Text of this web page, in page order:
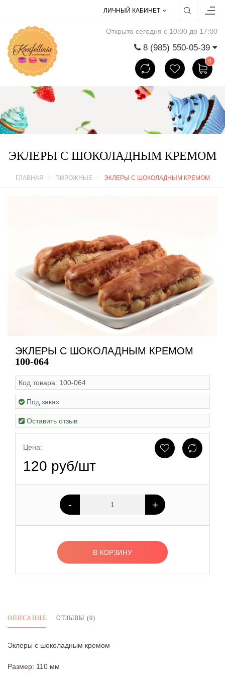
ЛИЧНЫЙ КАБИНЕТ
Открыто сегодня с 10:00 до 17:00
8 (985) 550-05-39
0
ЭКЛЕРЫ С ШОКОЛАДНЫМ КРЕМОМ
ГЛАВНАЯ ПИРОЖНЫЕ ЭКЛЕРЫ С ШОКОЛАДНЫМ КРЕМОМ
ЭКЛЕРЫ С ШОКОЛАДНЫМ КРЕМОМ
100-064
Код товара: 100-064
Под заказ
Оставить отзыв
Цена:
120 руб/шт
- +
В КОРЗИНУ
ОПИСАНИЕ ОТЗЫВЫ (0)
Эклеры с шоколадным кремом
Размер: 110 мм